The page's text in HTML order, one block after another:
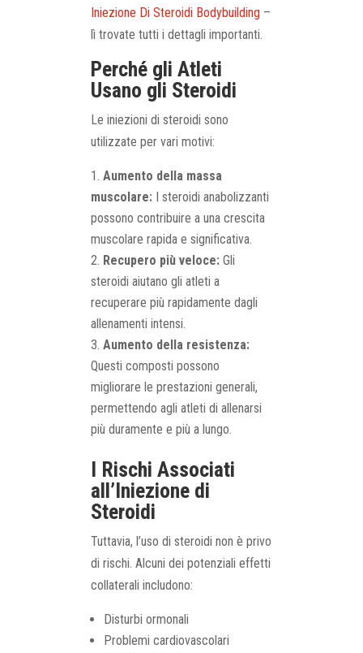
Iniezione Di Steroidi Bodybuilding –
lì trovate tutti i dettagli importanti.
Perché gli Atleti
Usano gli Steroidi
Le iniezioni di steroidi sono
utilizzate per vari motivi:
Aumento della massa
muscolare: I steroidi anabolizzanti
possono contribuire a una crescita
muscolare rapida e significativa.
Recupero più veloce: Gli
steroidi aiutano gli atleti a
recuperare più rapidamente dagli
allenamenti intensi.
Aumento della resistenza:
Questi composti possono
migliorare le prestazioni generali,
permettendo agli atleti di allenarsi
più duramente e più a lungo.
I Rischi Associati
all’Iniezione di
Steroidi
Tuttavia, l’uso di steroidi non è privo
di rischi. Alcuni dei potenziali effetti
collaterali includono:
Disturbi ormonali
Problemi cardiovascolari